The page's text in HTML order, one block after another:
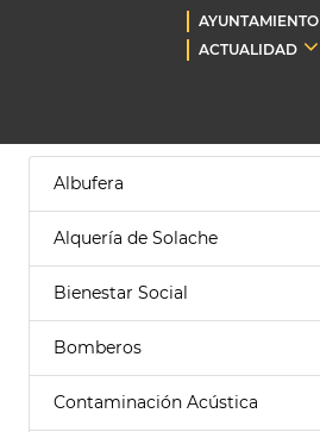
AYUNTAMIENTO
ACTUALIDAD
Albufera
Alquería de Solache
Bienestar Social
Bomberos
Contaminación Acústica